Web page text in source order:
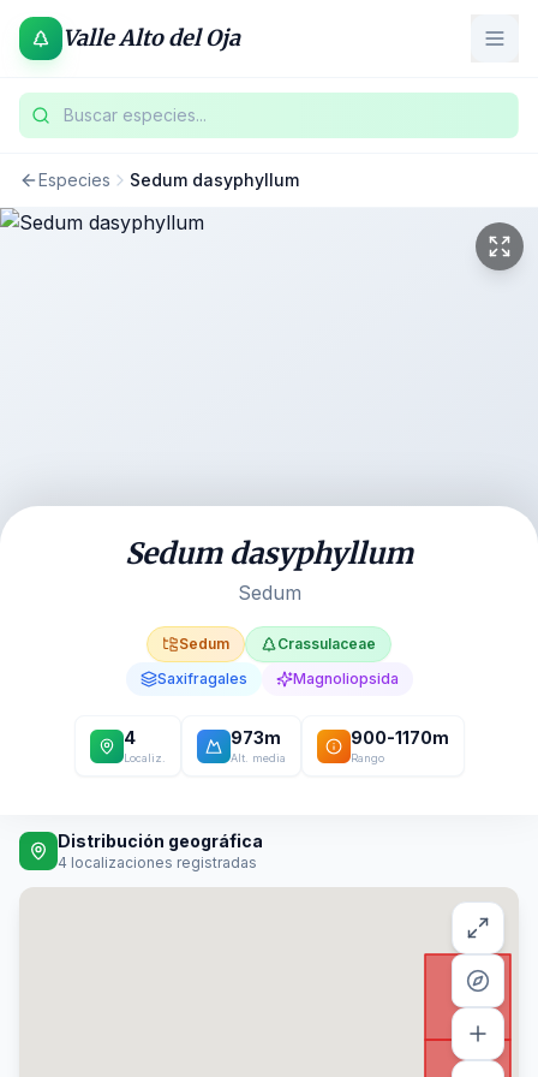
Valle Alto del Oja
Buscar especies...
Especies Sedum dasyphyllum
Sedum dasyphyllum
Sedum
Sedum
Crassulaceae
Saxifragales
Magnoliopsida
4
Localiz.
973m
Alt. media
900-1170m
Rango
Distribución geográfica
4 localizaciones registradas